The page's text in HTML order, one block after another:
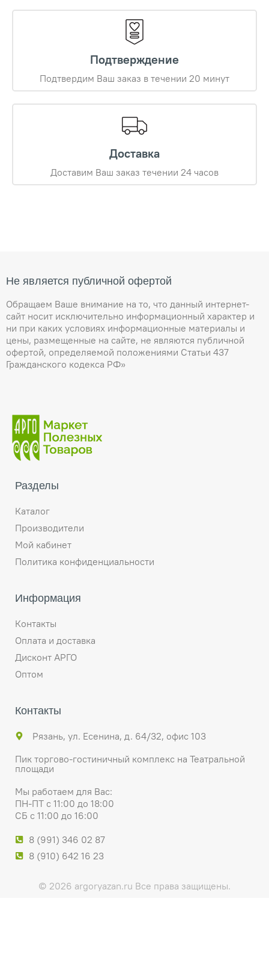
Подтверждение
Подтвердим Ваш заказ в течении 20 минут
Доставка
Доставим Ваш заказ течении 24 часов
Не является публичной офертой
Обращаем Ваше внимание на то, что данный интернет-
сайт носит исключительно информационный характер и
ни при каких условиях информационные материалы и
цены, размещенные на сайте, не являются публичной
офертой, определяемой положениями Статьи 437
Гражданского кодекса РФ»
Разделы
Каталог
Производители
Мой кабинет
Политика конфиденциальности
Информация
Контакты
Оплата и доставка
Дисконт АРГО
Оптом
Контакты
Рязань, ул. Есенина, д. 64/32, офис 103
Пик торгово-гостиничный комплекс на Театральной
площади
Мы работаем для Вас:
ПН-ПТ с 11:00 до 18:00
СБ с 11:00 до 16:00
8 (991) 346 02 87
8 (910) 642 16 23
© 2026 argoryazan.ru Все права защищены.